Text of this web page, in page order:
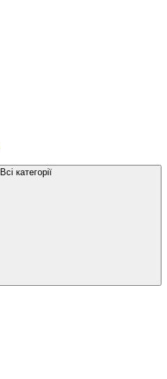
Всі категорії